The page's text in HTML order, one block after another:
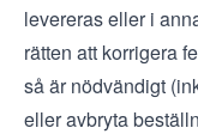
levereras eller i
rätten att korrigera
så är nödvändigt
eller avbryta